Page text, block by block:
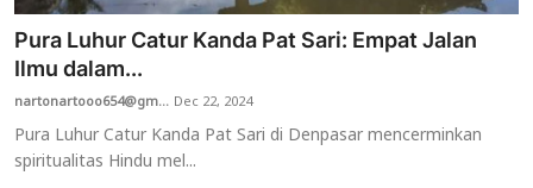
Pura Luhur Catur Kanda Pat Sari: Empat Jalan
Ilmu dalam...
nartonartooo654@gm... Dec 22, 2024
Pura Luhur Catur Kanda Pat Sari di Denpasar mencerminkan
spiritualitas Hindu mel...